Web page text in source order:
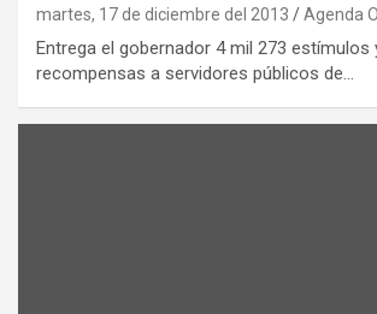
martes, 17 de diciembre del 2013 Agenda
Entrega el gobernador 4 mil 273 estímulos
recompensas a servidores públicos de…